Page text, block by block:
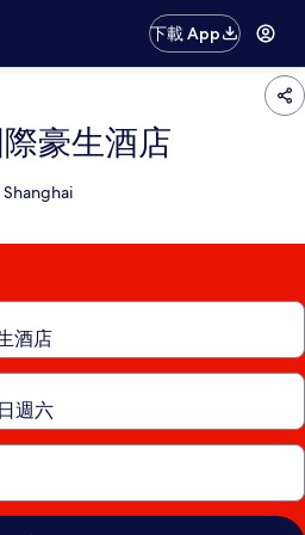
下載 App
豪生酒店